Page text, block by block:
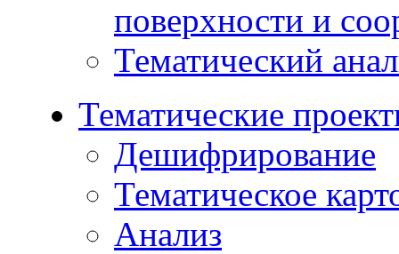
поверхности и
Тематический
Тематические
Дешифрирование
Тематическое
Анализ